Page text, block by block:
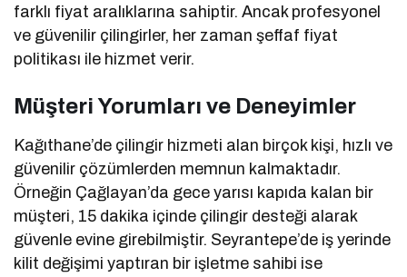
farklı fiyat aralıklarına sahiptir. Ancak profesyonel
ve güvenilir çilingirler, her zaman şeffaf fiyat
politikası ile hizmet verir.
Müşteri Yorumları ve Deneyimler
Kağıthane’de çilingir hizmeti alan birçok kişi, hızlı ve
güvenilir çözümlerden memnun kalmaktadır.
Örneğin Çağlayan’da gece yarısı kapıda kalan bir
müşteri, 15 dakika içinde çilingir desteği alarak
güvenle evine girebilmiştir. Seyrantepe’de iş yerinde
kilit değişimi yaptıran bir işletme sahibi ise